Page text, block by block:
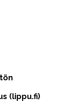
(lippu.fi)